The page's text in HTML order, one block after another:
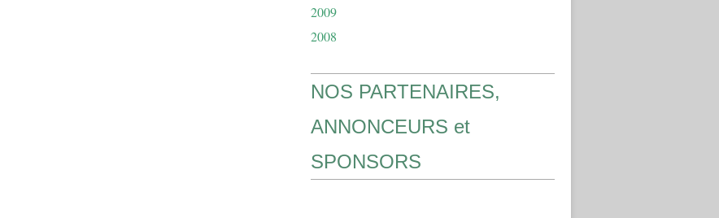
2009
2008
NOS PARTENAIRES,
ANNONCEURS et
SPONSORS